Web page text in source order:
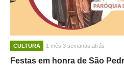
CULTURA 1 mês 3 semanas atrás
Festas em honra de São